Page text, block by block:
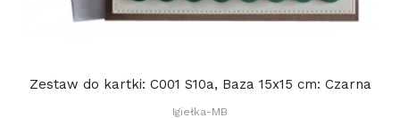
Zestaw do kartki: C001 S10a, Baza 15x15 cm: Czarna
Igiełka-MB